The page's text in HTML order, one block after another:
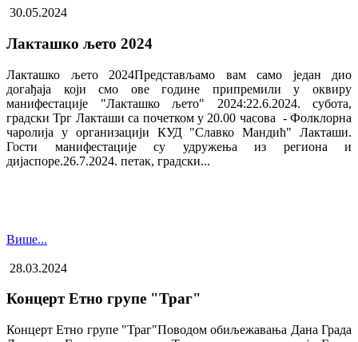
30.05.2024
Лакташко љето 2024
Лакташко љето 2024Представљамо вам само један дио
догађаја који смо ове године припремили у оквиру
манифестације "Лакташко љето" 2024:22.6.2024. субота,
градски Трг Лакташи са почетком у 20.00 часова - Фолклорна
чаролија у организацији КУД "Славко Мандић" Лакташи.
Гости манифестације су удружења из региона и
дијаспоре.26.7.2024. петак, градски...
Више...
28.03.2024
Концерт Етно групе "Траг"
Концерт Етно групе "Траг"Поводом обиљежавања Дана Града